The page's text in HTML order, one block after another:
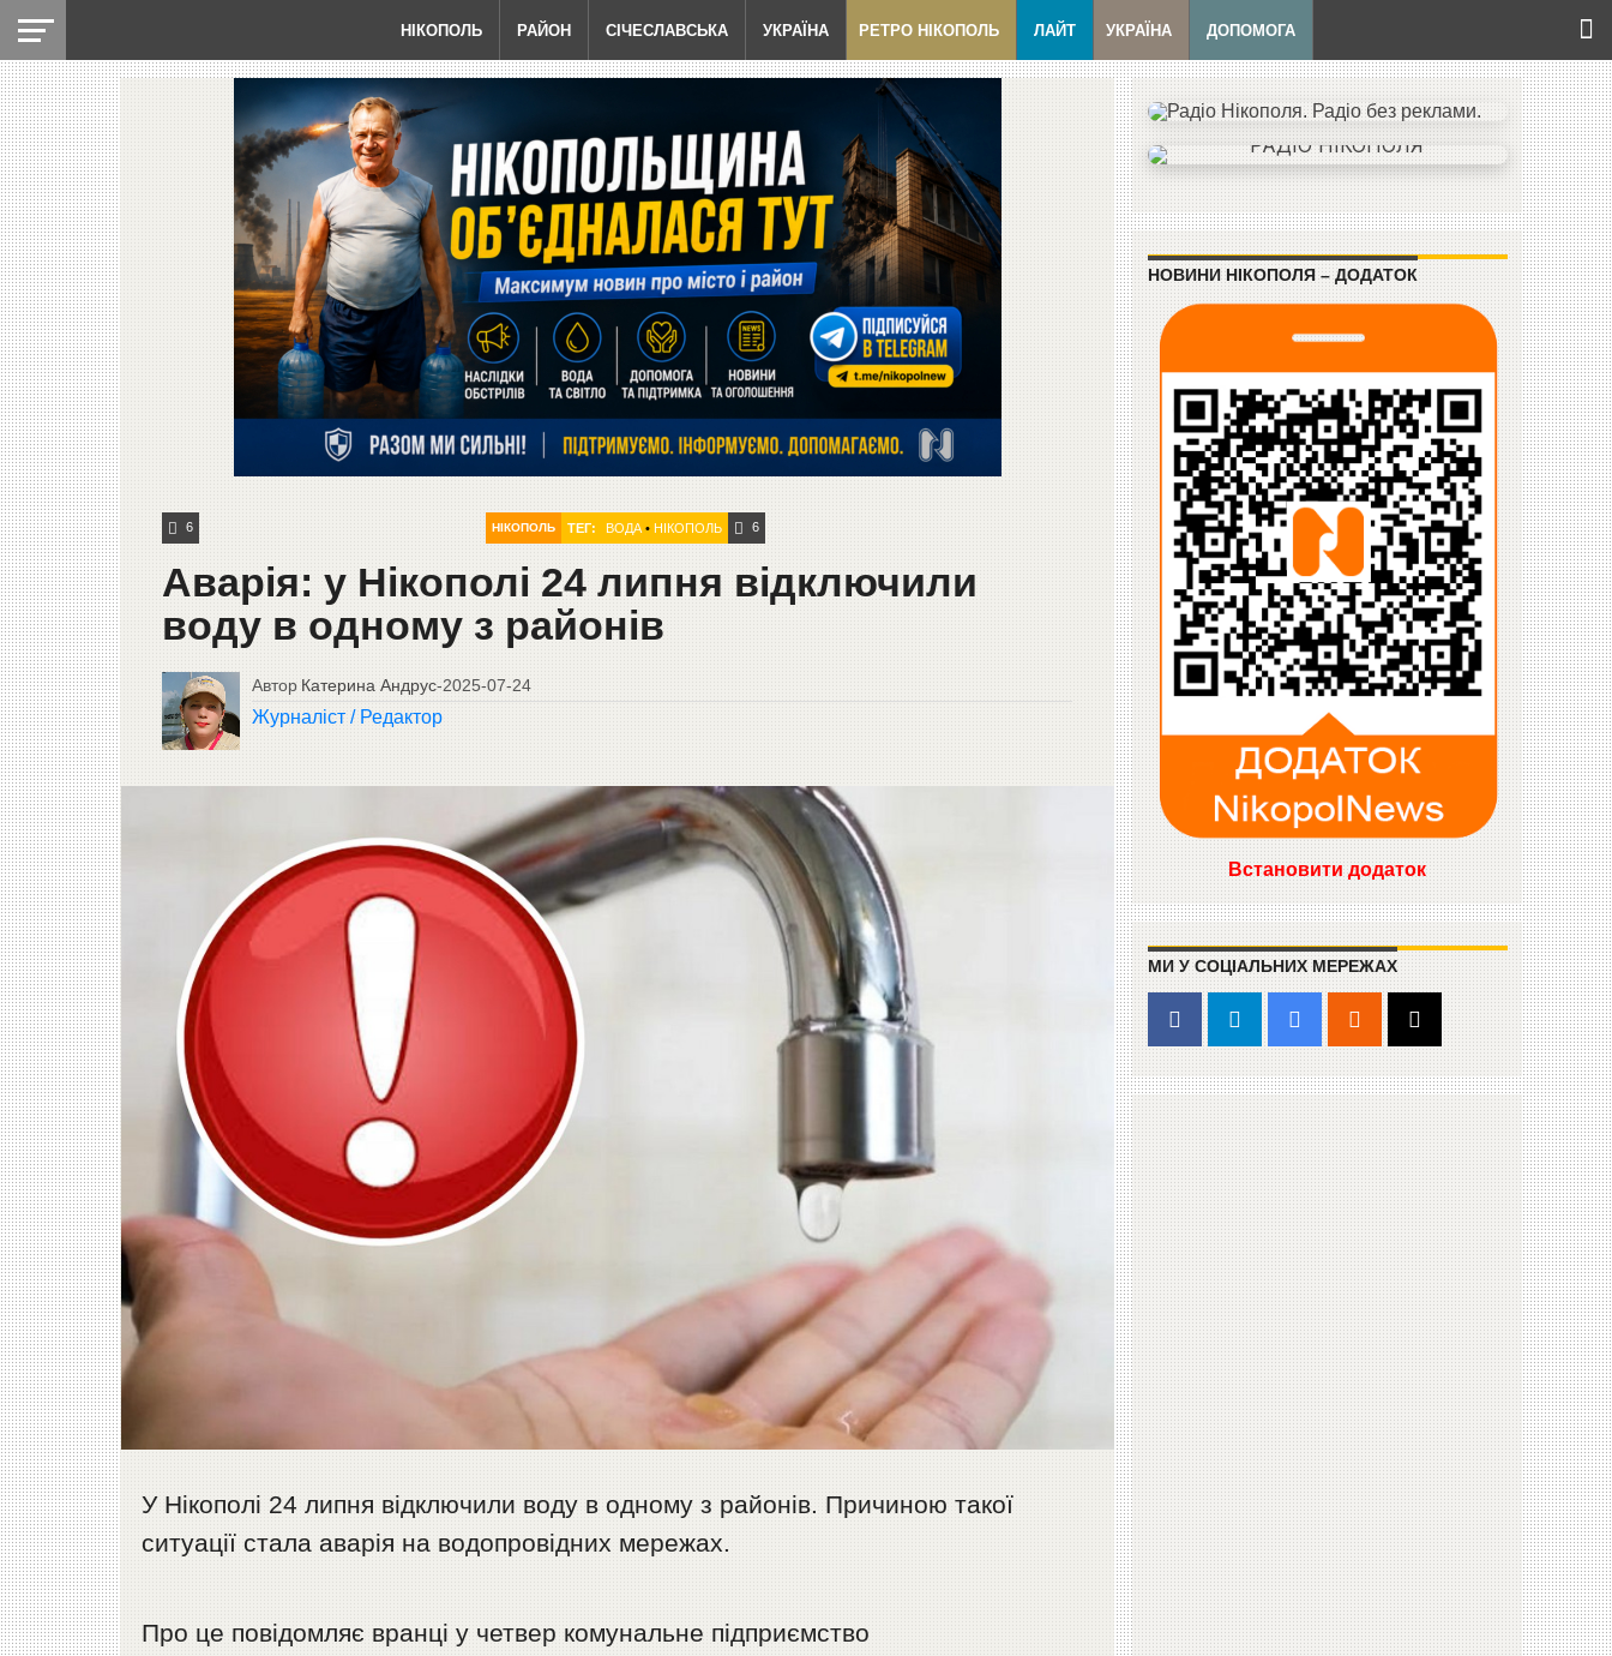
НІКОПОЛЬ РАЙОН СІЧЕСЛАВСЬКА УКРАЇНА РЕТРО НІКОПОЛЬ ЛАЙТ УКРАЇНА ДОПОМОГА
6 НІКОПОЛЬ ТЕГ: ВОДА• НІКОПОЛЬ 6
Аварія: у Нікополі 24 липня відключили
воду в одному з районів
Автор Катерина Андрус-2025-07-24
Журналіст / Редактор
У Нікополі 24 липня відключили воду в одному з районів. Причиною такої
ситуації стала аварія на водопровідних мережах.
Про це повідомляє вранці у четвер комунальне підприємство
НОВИНИ НІКОПОЛЯ – ДОДАТОК
Встановити додаток
МИ У СОЦІАЛЬНИХ МЕРЕЖАХ